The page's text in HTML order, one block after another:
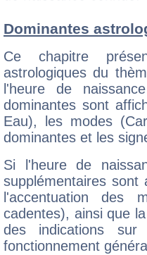
Dominantes
Ce chapitre
astrologiques du
l'heure de
dominantes sont
Eau), les modes
dominantes et les
Si l'heure de
supplémentaires sont
l'accentuation des
cadentes), ainsi que
des indications sur
fonctionnement